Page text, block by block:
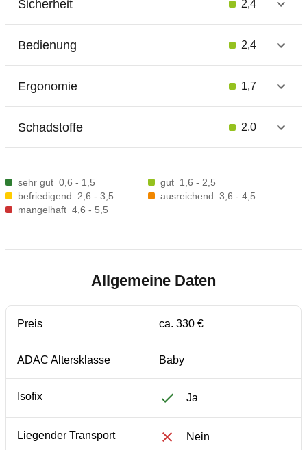
Sicherheit 2,4
Bedienung 2,4
Ergonomie 1,7
Schadstoffe 2,0
sehr gut 0,6 - 1,5 gut 1,6 - 2,5
befriedigend
2,6 - 3,5 ausreichend 3,6 - 4,5
mangelhaft 4,6 - 5,5
Allgemeine Daten
Preis ca. 330 €
ADAC Altersklasse Baby
Isofix Ja
Liegender Transport Nein